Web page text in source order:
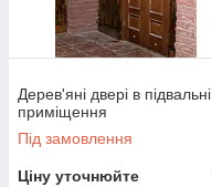
Дерев'яні двері в підвальні
приміщення
Під замовлення
Ціну уточнюйте